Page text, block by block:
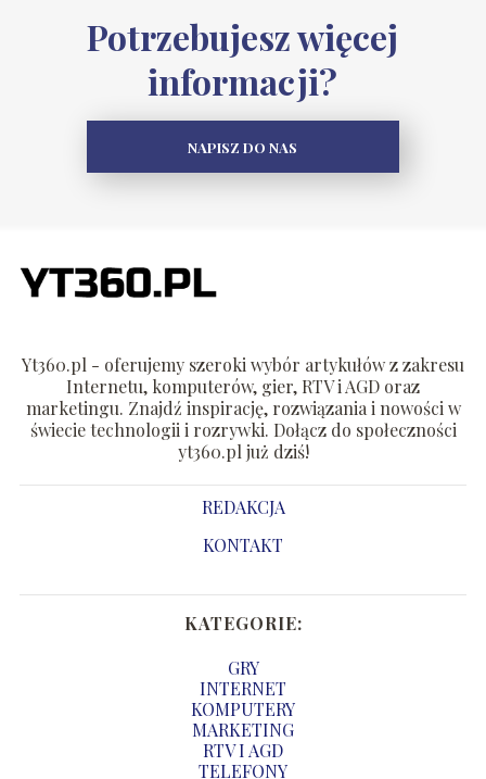
Potrzebujesz więcej
informacji?
NAPISZ DO NAS
Yt360.pl - oferujemy szeroki wybór artykułów z zakresu
Internetu, komputerów, gier, RTV i AGD oraz
marketingu. Znajdź inspirację, rozwiązania i nowości w
świecie technologii i rozrywki. Dołącz do społeczności
yt360.pl już dziś!
REDAKCJA
KONTAKT
KATEGORIE:
GRY
INTERNET
KOMPUTERY
MARKETING
RTV I AGD
TELEFONY